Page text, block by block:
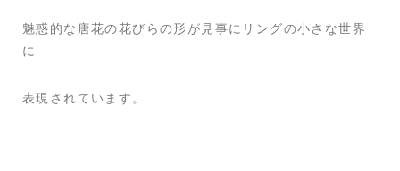
魅惑的な唐花の花びらの形が見事にリングの小さな世界
に
表現されています。